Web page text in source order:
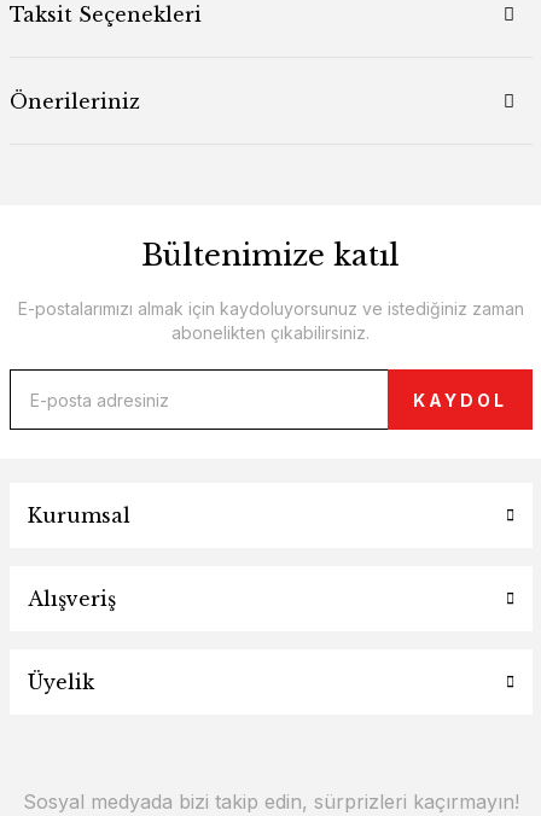
Taksit Seçenekleri
Önerileriniz
Bültenimize katıl
E-postalarımızı almak için kaydoluyorsunuz ve istediğiniz zaman
abonelikten çıkabilirsiniz.
KAYDOL
Kurumsal
Alışveriş
Üyelik
Sosyal medyada bizi takip edin, sürprizleri kaçırmayın!